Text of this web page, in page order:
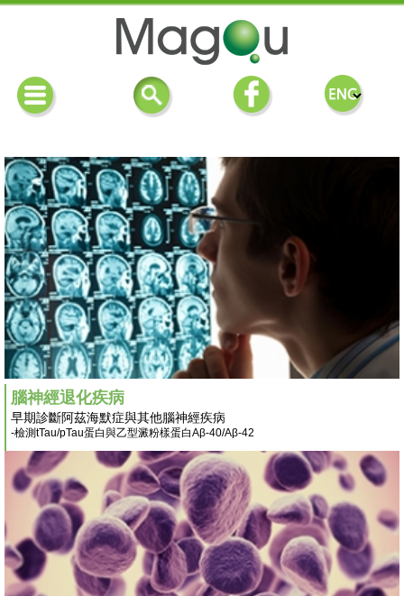
腦神經退化疾病
早期診斷阿茲海默症與其他腦神經疾病
-檢測tTau/pTau蛋白與乙型澱粉樣蛋白Aβ-40/Aβ-42